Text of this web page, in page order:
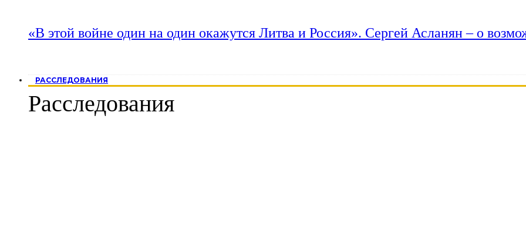
«В этой войне один на один окажутся Литва и Россия». Сергей Асланян – о
РАССЛЕДОВАНИЯ
Расследования